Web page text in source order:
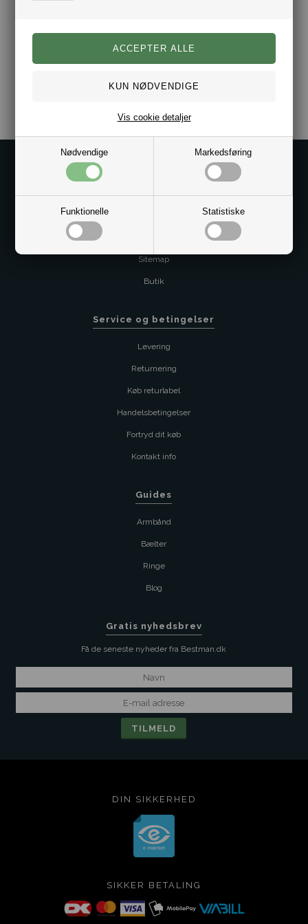
Nødvendige Markedsføring
Funktionelle Statistiske
Vis cookie detaljer
Sitemap
Butik
Service og betingelser
Levering
Returnering
Køb returlabel
Handelsbetingelser
Fortryd dit køb
Kontakt info
Guides
Armbånd
Bælter
Ringe
Blog
Gratis nyhedsbrev
Få de seneste nyheder fra Bestman.dk
DIN SIKKERHED
SIKKER BETALING